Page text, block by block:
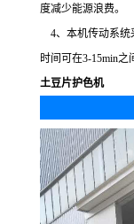
度减少能源浪费。
4、本机传动系统
时间可在3-15min之
土豆片护色机